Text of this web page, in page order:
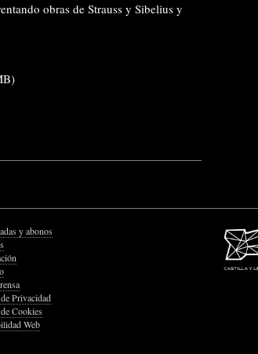
obras de Strauss y Sibelius y
y abonos
Privacidad
Cookies
Web